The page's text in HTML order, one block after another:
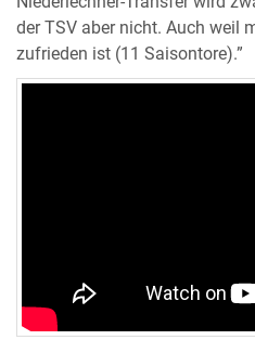
der TSV aber nicht. Auch weil
zufrieden ist (11 Saisontore).”